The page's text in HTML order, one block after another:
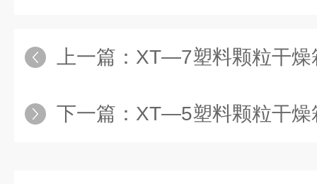
上一篇： XT—7塑料颗粒干燥
下一篇： XT—5塑料颗粒干燥